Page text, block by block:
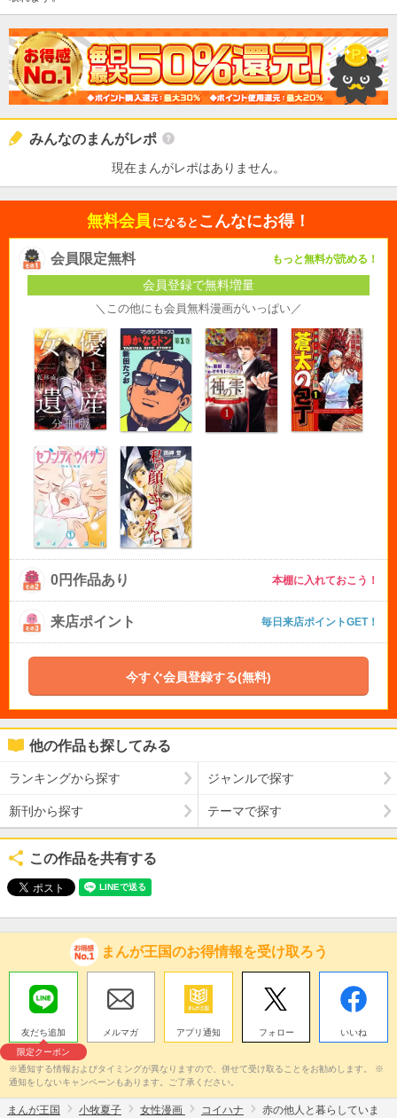
みんなのまんがレポ
現在まんがレポはありません。
無料会員 になると こんなにお得！
会員限定無料 もっと無料が読める！
会員登録で無料増量
＼この他にも会員無料漫画がいっぱい／
0円作品あり 本棚に入れておこう！
来店ポイント 毎日来店ポイントGET！
今すぐ会員登録する(無料)
他の作品も探してみる
ランキングから探す ジャンルで探す
新刊から探す テーマで探す
この作品を共有する
まんが王国のお得情報を受け取ろう
友だち追加
限定クーポン
メルマガ アプリ通知 フォロー いいね
※通知する情報およびタイミングが異なりますので、併せて受け取ることをお勧めします。 ※
通知をしないキャンペーンもあります。ご了承ください。
まんが王国 小牧夏子 女性漫画 コイハナ 赤の他人と暮らしていま